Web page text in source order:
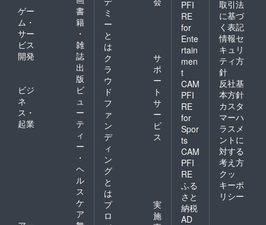
ゲー
ム・
サー
ビス
開発
書
籍
・
雑
誌
出
版
ビジ
ネ
ス・
起業
ビ
ュ
ー
テ
ィ
ー
・
ヘ
ル
ス
ケ
ア
ミ
ー
と
は
ク
ラ
ウ
ド
フ
ァ
ン
デ
ィ
ン
グ
と
は
サ
ポ
ー
ト
サ
ー
ビ
ス
プ
ロ
実
施
PFI
RE
for
Ente
rtain
men
t
CAM
PFI
RE
for
Spor
ts
CAM
PFI
RE
ふる
さと
納税
AD
取引法
に基づ
く表記
情報セ
キュリ
ティ方
針
反社基
本方針
カスタ
マーハ
ラスメ
ントに
対する
考え方
クッ
キーポ
リシー